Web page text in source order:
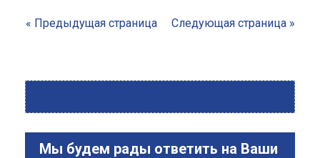
« Предыдущая страница Следующая страница »
Мы будем рады ответить на Ваши